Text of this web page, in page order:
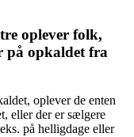
oplever folk,
på opkaldet fra
oplever de enten
eller der er sælgere
på helligdage eller